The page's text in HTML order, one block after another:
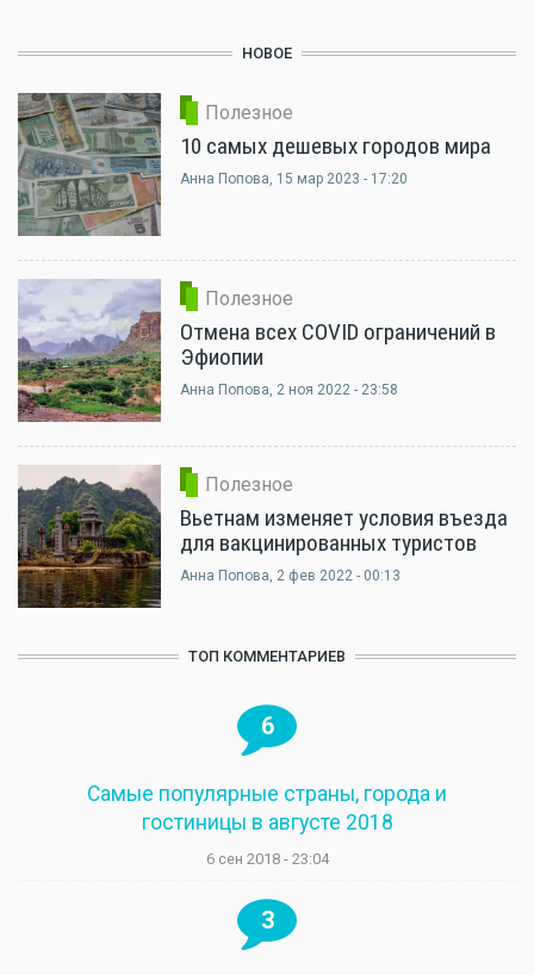
НОВОЕ
Полезное
10 самых дешевых городов мира
Анна Попова, 15 мар 2023 - 17:20
Полезное
Отмена всех COVID ограничений в
Эфиопии
Анна Попова, 2 ноя 2022 - 23:58
Полезное
Вьетнам изменяет условия въезда
для вакцинированных туристов
Анна Попова, 2 фев 2022 - 00:13
ТОП КОММЕНТАРИЕВ
6
Самые популярные страны, города и
гостиницы в августе 2018
6 сен 2018 - 23:04
3